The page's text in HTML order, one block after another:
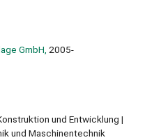
GmbH, 2005-
und Entwicklung
und Maschinentechnik